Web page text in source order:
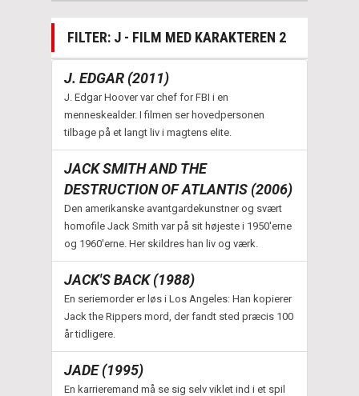
FILTER: J - FILM MED KARAKTEREN 2
J. EDGAR (2011)
J. Edgar Hoover var chef for FBI i en
menneskealder. I filmen ser hovedpersonen
tilbage på et langt liv i magtens elite.
JACK SMITH AND THE
DESTRUCTION OF ATLANTIS (2006)
Den amerikanske avantgardekunstner og svært
homofile Jack Smith var på sit højeste i 1950'erne
og 1960'erne. Her skildres han liv og værk.
JACK'S BACK (1988)
En seriemorder er løs i Los Angeles: Han kopierer
Jack the Rippers mord, der fandt sted præcis 100
år tidligere.
JADE (1995)
En karrieremand må se sig selv viklet ind i et spil